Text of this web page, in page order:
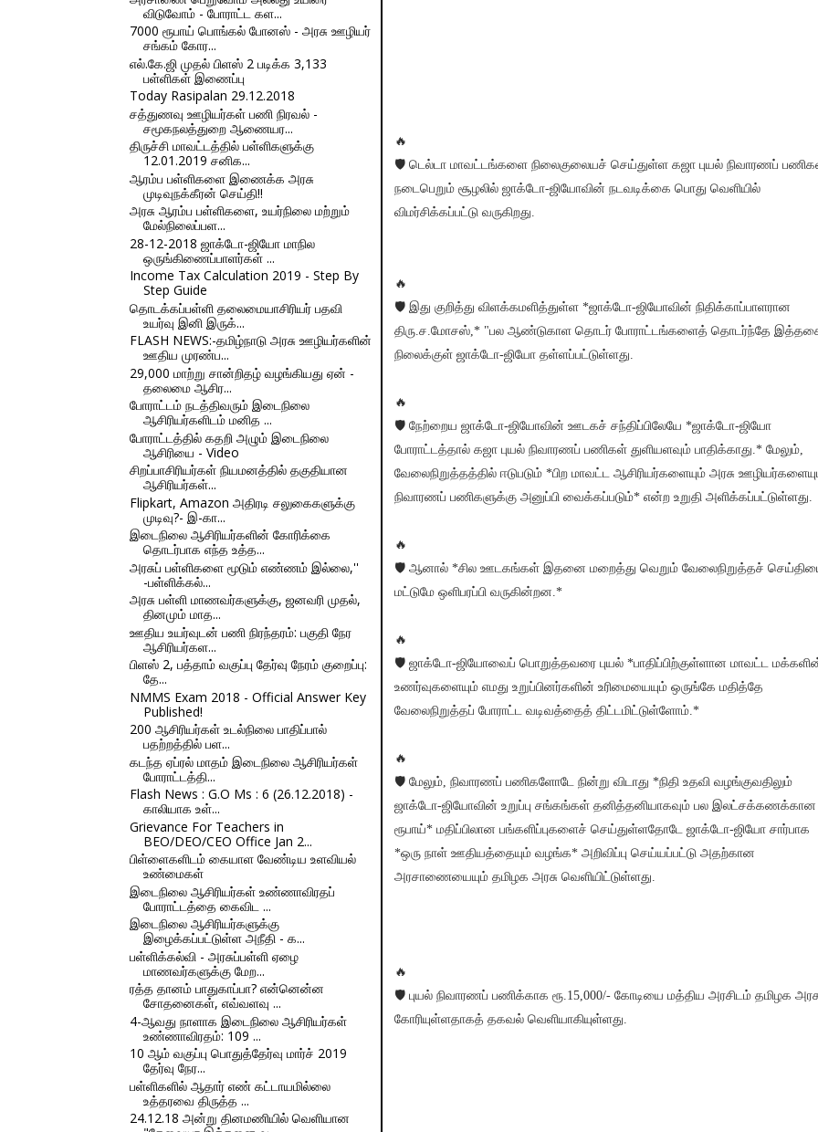
விடுவோம் - போராட்ட கள...
7000 ரூபாய் பொங்கல் போனஸ் - அரசு ஊழியர்
சங்கம் கோர...
எல்.கே.ஜி முதல் பிளஸ் 2 படிக்க 3,133
பள்ளிகள் இணைப்பு
Today Rasipalan 29.12.2018
சத்துணவு ஊழியர்கள் பணி நிரவல் -
சமூகநலத்துறை ஆணையர...
திருச்சி மாவட்டத்தில் பள்ளிகளுக்கு
12.01.2019 சனிக...
ஆரம்ப பள்ளிகளை இணைக்க அரசு
முடிவுநக்கீரன் செய்தி!!
அரசு ஆரம்ப பள்ளிகளை, உயர்நிலை மற்றும்
மேல்நிலைப்பள...
28-12-2018 ஜாக்டோ-ஜியோ மாநில
ஒருங்கிணைப்பாளர்கள் ...
Income Tax Calculation 2019 - Step By
Step Guide
தொடக்கப்பள்ளி தலைமையாசிரியர் பதவி
உயர்வு இனி இருக்...
FLASH NEWS:-தமிழ்நாடு அரசு ஊழியர்களின்
ஊதிய முரண்ப...
29,000 மாற்று சான்றிதழ் வழங்கியது ஏன் -
தலைமை ஆசிர...
போராட்டம் நடத்திவரும் இடைநிலை
ஆசிரியர்களிடம் மனித ...
போராட்டத்தில் கதறி அழும் இடைநிலை
ஆசிரியை - Video
சிறப்பாசிரியர்கள் நியமனத்தில் தகுதியான
ஆசிரியர்கள்...
Flipkart, Amazon அதிரடி சலுகைகளுக்கு
முடிவு?- இ-கா...
இடைநிலை ஆசிரியர்களின் கோரிக்கை
தொடர்பாக எந்த உத்த...
அரசுப் பள்ளிகளை மூடும் எண்ணம் இல்லை,''
-பள்ளிக்கல்...
அரசு பள்ளி மாணவர்களுக்கு, ஜனவரி முதல்,
தினமும் மாத...
ஊதிய உயர்வுடன் பணி நிரந்தரம்: பகுதி நேர
ஆசிரியர்கள...
பிளஸ் 2, பத்தாம் வகுப்பு தேர்வு நேரம் குறைப்பு:
தே...
NMMS Exam 2018 - Official Answer Key
Published!
200 ஆசிரியர்கள் உடல்நிலை பாதிப்பால்
பதற்றத்தில் பள...
கடந்த ஏப்ரல் மாதம் இடைநிலை ஆசிரியர்கள்
போராட்டத்தி...
Flash News : G.O Ms : 6 (26.12.2018) -
காலியாக உள்...
Grievance For Teachers in
BEO/DEO/CEO Office Jan 2...
பிள்ளைகளிடம் கையாள வேண்டிய உளவியல்
உண்மைகள்
இடைநிலை ஆசிரியர்கள் உண்ணாவிரதப்
போராட்டத்தை கைவிட ...
இடைநிலை ஆசிரியர்களுக்கு
இழைக்கப்பட்டுள்ள அநீதி - க...
பள்ளிக்கல்வி - அரசுப்பள்ளி ஏழை
மாணவர்களுக்கு மேற...
ரத்த தானம் பாதுகாப்பா? என்னென்ன
சோதனைகள், எவ்வளவு ...
4-ஆவது நாளாக இடைநிலை ஆசிரியர்கள்
உண்ணாவிரதம்: 109 ...
10 ஆம் வகுப்பு பொதுத்தேர்வு மார்ச் 2019
தேர்வு நேர...
பள்ளிகளில் ஆதார் எண் கட்டாயமில்லை
உத்தரவை திருத்த ...
24.12.18 அன்று தினமணியில் வெளியான
🔥
🛡 டெல்டா மாவட்டங்களை நிலைகுலையச் செய்துள்ள கஜா புயல் நிவாரணப்
நடைபெறும் சூழலில் ஜாக்டோ-ஜியோவின் நடவடிக்கை பொது வெளியில்
விமர்சிக்கப்பட்டு வருகிறது.
🔥
🛡 இது குறித்து விளக்கமளித்துள்ள *ஜாக்டோ-ஜியோவின் நிதிக்காப்பாளரான
திரு.ச.மோசஸ்,* "பல ஆண்டுகாள தொடர் போராட்டங்களைத் தொடர்ந்தே
நிலைக்குள் ஜாக்டோ-ஜியோ தள்ளப்பட்டுள்ளது.
🔥
🛡 நேற்றைய ஜாக்டோ-ஜியோவின் ஊடகச் சந்திப்பிலேயே *ஜாக்டோ-ஜியோ
போராட்டத்தால் கஜா புயல் நிவாரணப் பணிகள் துளியளவும் பாதிக்காது.* மேலும்,
வேலைநிறுத்தத்தில் ஈடுபடும் *பிற மாவட்ட ஆசிரியர்களையும் அரசு
நிவாரணப் பணிகளுக்கு அனுப்பி வைக்கப்படும்* என்ற உறுதி அளிக்கப்பட்டுள்ளது.
🔥
🛡 ஆனால் *சில ஊடகங்கள் இதனை மறைத்து வெறும் வேலைநிறுத்தச்
மட்டுமே ஒளிபரப்பி வருகின்றன.*
🔥
🛡 ஜாக்டோ-ஜியோவைப் பொறுத்தவரை புயல் *பாதிப்பிற்குள்ளான மாவட்ட
உணர்வுகளையும் எமது உறுப்பினர்களின் உரிமையையும் ஒருங்கே மதித்தே
வேலைநிறுத்தப் போராட்ட வடிவத்தைத் திட்டமிட்டுள்ளோம்.*
🔥
🛡 மேலும், நிவாரணப் பணிகளோடே நின்று விடாது *நிதி உதவி வழங்குவதிலும்
ஜாக்டோ-ஜியோவின் உறுப்பு சங்கங்கள் தனித்தனியாகவும் பல இலட்சக்கணக்கான
ரூபாய்* மதிப்பிலான பங்களிப்புகளைச் செய்துள்ளதோடே ஜாக்டோ-ஜியோ சார்பாக
*ஒரு நாள் ஊதியத்தையும் வழங்க* அறிவிப்பு செய்யப்பட்டு அதற்கான
அரசாணையையும் தமிழக அரசு வெளியிட்டுள்ளது.
🔥
🛡 புயல் நிவாரணப் பணிக்காக ரூ.15,000/- கோடியை மத்திய அரசிடம் தமிழக
கோரியுள்ளதாகத் தகவல் வெளியாகியுள்ளது.